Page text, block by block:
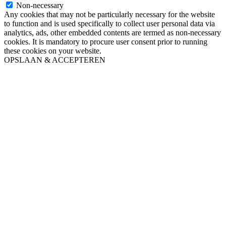
Non-necessary
Any cookies that may not be particularly necessary for the website
to function and is used specifically to collect user personal data via
analytics, ads, other embedded contents are termed as non-necessary
cookies. It is mandatory to procure user consent prior to running
these cookies on your website.
OPSLAAN & ACCEPTEREN